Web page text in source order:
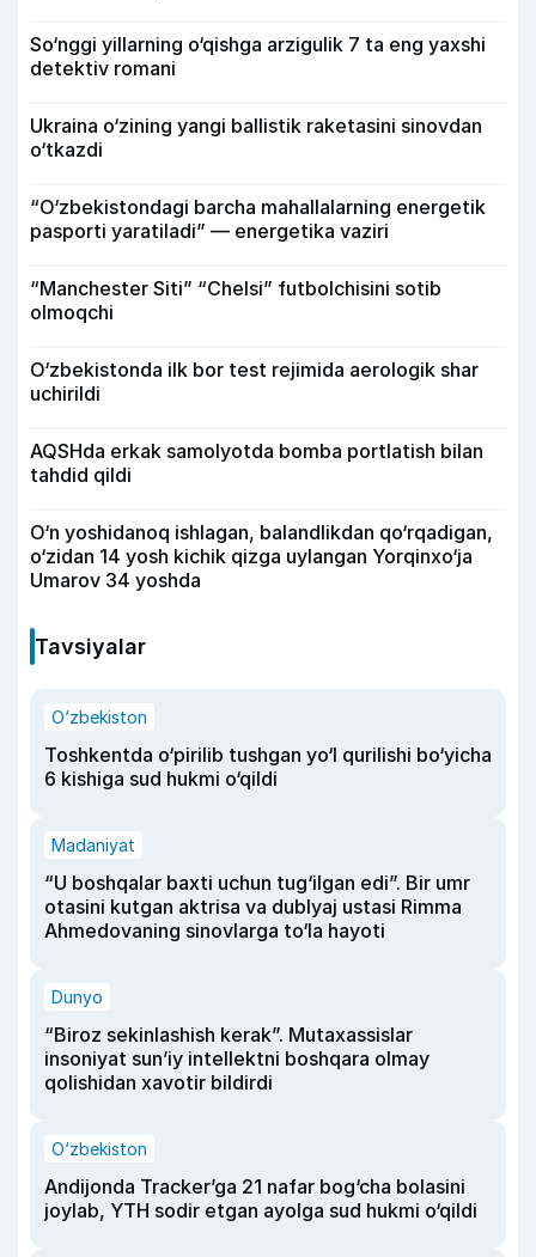
So‘nggi yillarning o‘qishga arzigulik 7 ta eng yaxshi
detektiv romani
Ukraina o‘zining yangi ballistik raketasini sinovdan
o‘tkazdi
“O‘zbekistondagi barcha mahallalarning energetik
pasporti yaratiladi” — energetika vaziri
“Manchester Siti” “Chelsi” futbolchisini sotib
olmoqchi
O‘zbekistonda ilk bor test rejimida aerologik shar
uchirildi
AQSHda erkak samolyotda bomba portlatish bilan
tahdid qildi
O‘n yoshidanoq ishlagan, balandlikdan qo‘rqadigan,
o‘zidan 14 yosh kichik qizga uylangan Yorqinxo‘ja
Umarov 34 yoshda
Tavsiyalar
O‘zbekiston
Toshkentda o‘pirilib tushgan yo‘l qurilishi bo‘yicha
6 kishiga sud hukmi o‘qildi
Madaniyat
“U boshqalar baxti uchun tug‘ilgan edi”. Bir umr
otasini kutgan aktrisa va dublyaj ustasi Rimma
Ahmedovaning sinovlarga to‘la hayoti
Dunyo
“Biroz sekinlashish kerak”. Mutaxassislar
insoniyat sun’iy intellektni boshqara olmay
qolishidan xavotir bildirdi
O‘zbekiston
Andijonda Tracker’ga 21 nafar bog‘cha bolasini
joylab, YTH sodir etgan ayolga sud hukmi o‘qildi